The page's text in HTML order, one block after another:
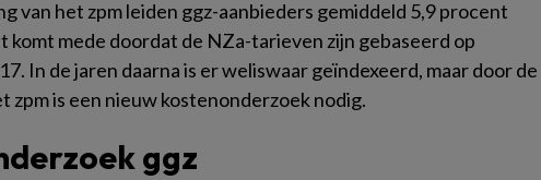
van het zpm leiden ggz-aanbieders gemiddeld 5,9 procent
komt mede doordat de NZa-tarieven zijn gebaseerd op
In de jaren daarna is er weliswaar geïndexeerd, maar door de
zpm is een nieuw kostenonderzoek nodig.
ggz